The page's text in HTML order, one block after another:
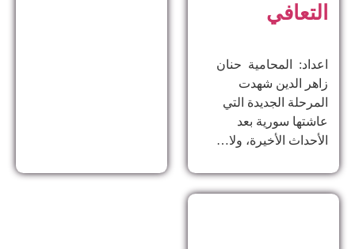
التعافي
اعداد: المحامية حنان
زاهر الدين ​شهدت
المرحلة الجديدة التي
عاشتها سورية بعد
الأحداث الأخيرة، ولا…